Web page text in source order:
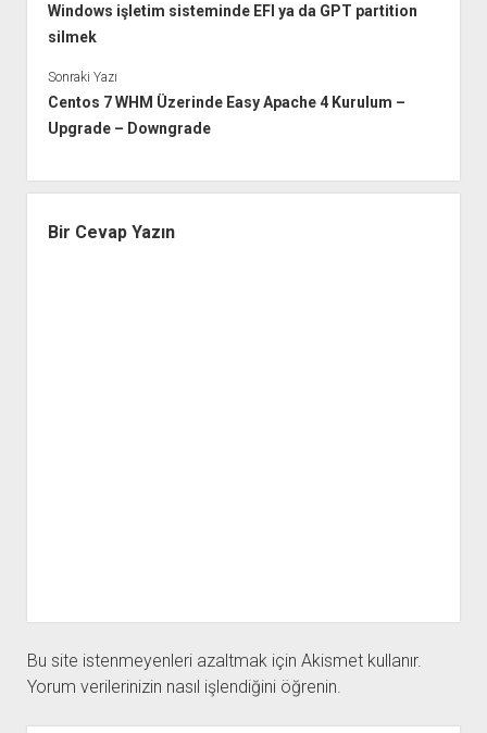
Windows işletim sisteminde EFI ya da GPT partition
silmek
Sonraki Yazı
Centos 7 WHM Üzerinde Easy Apache 4 Kurulum –
Upgrade – Downgrade
Bir Cevap Yazın
Bu site istenmeyenleri azaltmak için Akismet kullanır.
Yorum verilerinizin nasıl işlendiğini öğrenin.